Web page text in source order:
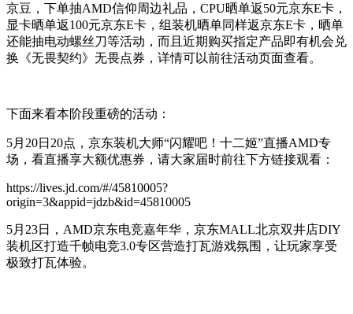
京豆，下单抽AMD信仰周边礼品，CPU晒单返50元京东E卡，
显卡晒单返100元京东E卡，组装机晒单同样返京东E卡，晒单
还能抽电动螺丝刀等活动，而且近期购买指定产品即有机会兑
换《无畏契约》无畏点券，详情可以前往活动页面查看。
下面来看本阶段重磅的活动：
5月20日20点，京东装机大师“闪耀吧！十二姬”直播AMD专
场，看直播享大额优惠券，请大家届时前往下方链接观看：
https://lives.jd.com/#/45810005?
origin=3&appid=jdzb&id=45810005
5月23日，AMD京东电竞嘉年华，京东MALL北京双井店DIY
装机区打造千帧电竞3.0专区营造打瓦游戏氛围，让玩家享受
极致打瓦体验。